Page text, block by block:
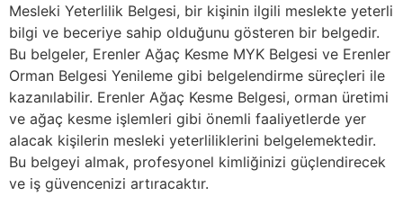
Mesleki Yeterlilik Belgesi, bir kişinin ilgili meslekte yeterli
bilgi ve beceriye sahip olduğunu gösteren bir belgedir.
Bu belgeler, Erenler Ağaç Kesme MYK Belgesi ve Erenler
Orman Belgesi Yenileme gibi belgelendirme süreçleri ile
kazanılabilir. Erenler Ağaç Kesme Belgesi, orman üretimi
ve ağaç kesme işlemleri gibi önemli faaliyetlerde yer
alacak kişilerin mesleki yeterliliklerini belgelemektedir.
Bu belgeyi almak, profesyonel kimliğinizi güçlendirecek
ve iş güvencenizi artıracaktır.